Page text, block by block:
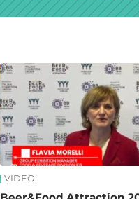
VIDEO